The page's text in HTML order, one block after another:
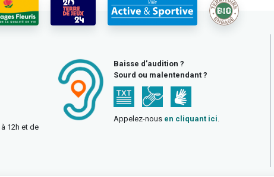
12h et de
Baisse d’audition ?
Sourd ou malentendant ?
Appelez-nous en cliquant ici.